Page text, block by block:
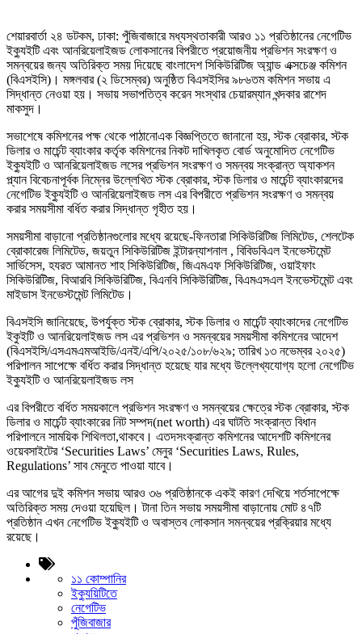
শেয়ারবার্তা ২৪ ডটকম, ঢাকা: পুঁজিবাজারে মধ্যস্থতাকারী আরও ১১ প্রতিষ্ঠানের নেগেটিভ
ইক্যুইটি এবং আনরিয়েলাইজড লোকসানের বিপরীতে প্রয়োজনীয় প্রভিশন সংরক্ষণ ও
সমন্বয়ের জন্য অতিরিক্ত সময় দিয়েছে বাংলাদেশ সিকিউরিটিজ অ্যান্ড এক্সচেঞ্জ কমিশন
(বিএসইসি)। মঙ্গলবার (২ ডিসেম্বর) অনুষ্ঠিত বিএসইসির ৯৮৬তম কমিশন সভায় এ
সিদ্ধান্ত নেওয়া হয়। সভায় সভাপতিত্ব করেন সংস্থার চেয়ারম্যান খন্দকার রাশেদ
মাকসুদ।
সভাশেষে কমিশনের পক্ষ থেকে পাঠানোএক বিজ্ঞপ্তিতে জানানো হয়, স্টক ব্রোকার, স্টক
ডিলার ও মার্চেন্ট ব্যাংকার কর্তৃক কমিশনের নিকট দাখিলকৃত বোর্ড অনুমোদিত নেগেটিভ
ইক্যুইটি ও আনরিয়েলাইজড লসের প্রভিশন সংরক্ষণ ও সমন্বয় সংক্রান্ত অ্যাকশন
প্ল্যান বিবেচনাপূর্বক নিম্নের উল্লেখিত স্টক ব্রোকার, স্টক ডিলার ও মার্চেন্ট ব্যাংকারদের
নেগেটিভ ইক্যুইটি ও আনরিয়েলাইজড লস এর বিপরীতে প্রভিশন সংরক্ষণ ও সমন্বয়
করার সময়সীমা বর্ধিত করার সিদ্ধান্ত গৃহীত হয়।
সময়সীমা বাড়ানো প্রতিষ্ঠানগুলোর মধ্যে রয়েছে-ফিনতারা সিকিউরিটিজ লিমিটেড, শেলটেক
ব্রোকারেজ লিমিটেড, জয়তুন সিকিউরিটিজ ইন্টারন্যাশনাল , বিবিডবিএল ইনভেস্টমেন্ট
সার্ভিসেস, হযরত আমানত শাহ সিকিউরিটিজ, জিএমএফ সিকিউরিটিজ, ওয়াইফাং
সিকিউরিটিজ, বিআরবি সিকিউরিটিজ, বিএনবি সিকিউরিটিজ, বিএমএসএল ইনভেস্টমেন্ট এবং
মাইডাস ইনভেস্টমেন্ট লিমিটেড।
বিএসইসি জানিয়েছে, উপর্যুক্ত স্টক ব্রোকার, স্টক ডিলার ও মার্চেন্ট ব্যাংকাদের নেগেটিভ
ইকুইটি ও আনরিয়েলাইজড লস এর প্রভিশন ও সমন্বয়ের সময়সীমা কমিশনের আদেশ
(বিএসইসি/এসএমএমআইডি/এনই/এপি/২০২৫/১০৮/৬২৯; তারিখ ১৩ নভেম্বর ২০২৫)
পরিপালন সাপেক্ষে বর্ধিত করার সিদ্ধান্ত হয়েছে যার মধ্যে উল্লেখ্যযোগ্য হলো নেগেটিভ
ইক্যুইটি ও আনরিয়েলাইজড লস
এর বিপরীতে বর্ধিত সময়কালে প্রভিশন সংরক্ষণ ও সমন্বয়ের ক্ষেত্রে স্টক ব্রোকার, স্টক
ডিলার ও মার্চেন্ট ব্যাংকারের নিট সম্পদ(net worth) এর ঘাটতি সংক্রান্ত বিধান
পরিপালনে সাময়িক শিথিলতা,থাকবে। এতদসংক্রান্ত কমিশনের আদেশটি কমিশনের
ওয়েবসাইটের ‘Securities Laws’ মেনুর ‘Securities Laws, Rules,
Regulations’ সাব মেনুতে পাওয়া যাবে।
এর আগের দুই কমিশন সভায় আরও ৩৬ প্রতিষ্ঠানকে একই কারণ দেখিয়ে শর্তসাপেক্ষে
অতিরিক্ত সময় দেওয়া হয়েছিল। টানা তিন সভায় সময়সীমা বাড়ানোয় মোট ৪৭টি
প্রতিষ্ঠান এখন নেগেটিভ ইক্যুইটি ও অবাস্তব লোকসান সমন্বয়ের প্রক্রিয়ার মধ্যে
রয়েছে।
১১ কোম্পানির
ইক্যুয়িটিতে
নেগেটিভ
পুঁজিবাজার